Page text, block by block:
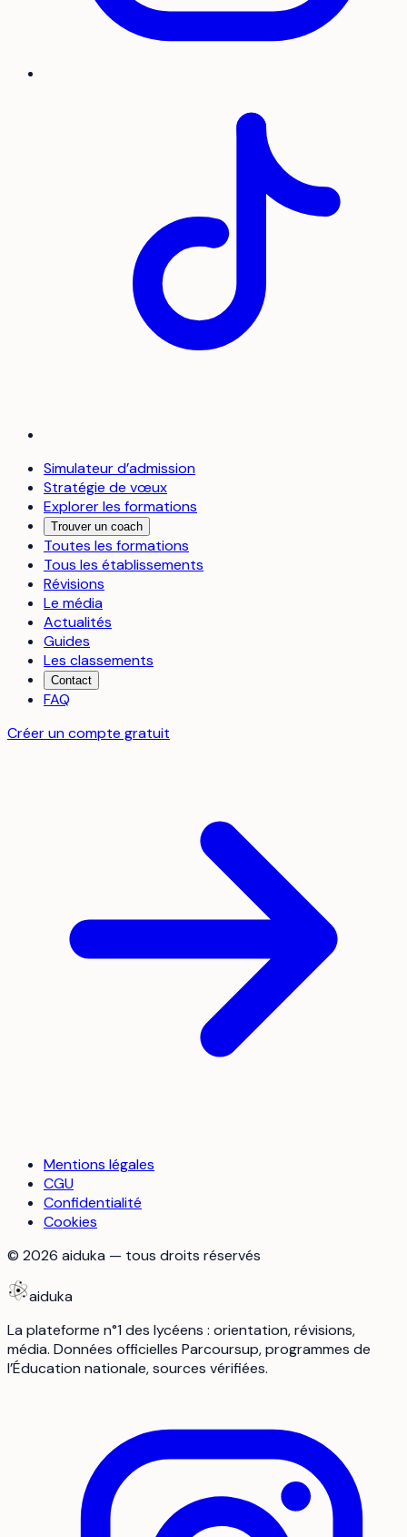
Simulateur d’admission
Stratégie de vœux
Explorer les formations
Trouver un coach
Toutes les formations
Tous les établissements
Révisions
Le média
Actualités
Guides
Les classements
Contact
FAQ
Créer un compte gratuit
Mentions légales
CGU
Confidentialité
Cookies
© 2026 aiduka — tous droits réservés
aiduka
La plateforme n°1 des lycéens : orientation, révisions,
média. Données officielles Parcoursup, programmes de
l’Éducation nationale, sources vérifiées.